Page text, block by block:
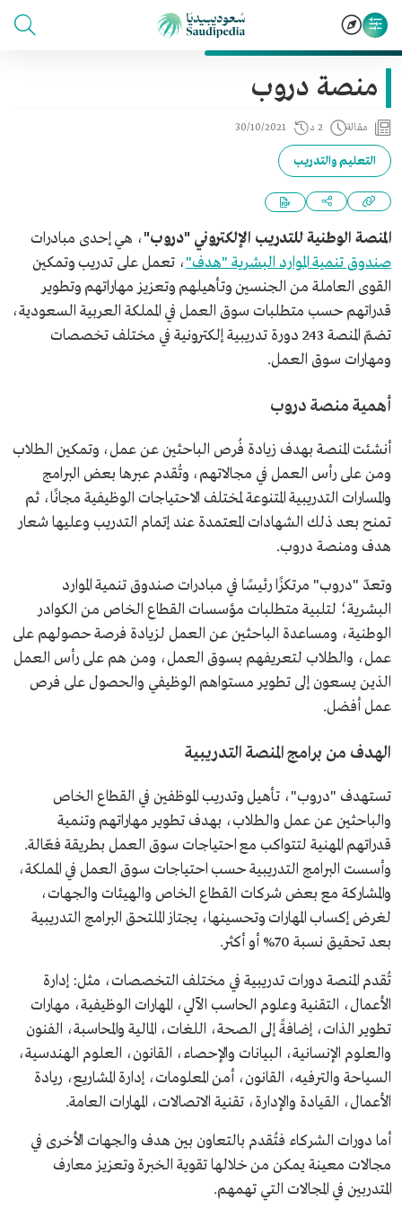
منصة دروب
مقالة 2 د 30/10/2021
التعليم والتدريب
المنصة الوطنية للتدريب الإلكتروني "دروب"، هي إحدى مبادرات
صندوق تنمية الموارد البشرية "هدف"، تعمل على تدريب وتمكين
القوى العاملة من الجنسين وتأهيلهم وتعزيز مهاراتهم وتطوير
قدراتهم حسب متطلبات سوق العمل في المملكة العربية السعودية،
تضمّ المنصة 243 دورة تدريبية إلكترونية في مختلف تخصصات
ومهارات سوق العمل.
أهمية منصة دروب
أنشئت المنصة بهدف زيادة فُرص الباحثين عن عمل، وتمكين الطلاب
ومن على رأس العمل في مجالاتهم، وتُقدم عبرها بعض البرامج
والمسارات التدريبية المتنوعة لمختلف الاحتياجات الوظيفية مجانًا، ثم
تمنح بعد ذلك الشهادات المعتمدة عند إتمام التدريب وعليها شعار
هدف ومنصة دروب.
وتعدّ "دروب" مرتكزًا رئيسًا في مبادرات صندوق تنمية الموارد
البشرية؛ لتلبية متطلبات مؤسسات القطاع الخاص من الكوادر
الوطنية، ومساعدة الباحثين عن العمل لزيادة فرصة حصولهم على
عمل، والطلاب لتعريفهم بسوق العمل، ومن هم على رأس العمل
الذين يسعون إلى تطوير مستواهم الوظيفي والحصول على فرص
عمل أفضل.
الهدف من برامج المنصة التدريبية
تستهدف "دروب"، تأهيل وتدريب الموظفين في القطاع الخاص
والباحثين عن عمل والطلاب، بهدف تطوير مهاراتهم وتنمية
قدراتهم المهنية لتتواكب مع احتياجات سوق العمل بطريقة فعّالة.
وأسست البرامج التدريبية حسب احتياجات سوق العمل في المملكة،
والمشاركة مع بعض شركات القطاع الخاص والهيئات والجهات،
لغرض إكساب المهارات وتحسينها، يجتاز الملتحق البرامج التدريبية
بعد تحقيق نسبة 70% أو أكثر.
تُقدم المنصة دورات تدريبية في مختلف التخصصات، مثل: إدارة
الأعمال، التقنية وعلوم الحاسب الآلي، المهارات الوظيفية، مهارات
تطوير الذات، إضافةً إلى الصحة، اللغات، المالية والمحاسبة، الفنون
والعلوم الإنسانية، البيانات والإحصاء، القانون، العلوم الهندسية،
السياحة والترفيه، القانون، أمن المعلومات، إدارة المشاريع، ريادة
الأعمال، القيادة والإدارة، تقنية الاتصالات، المهارات العامة.
أما دورات الشركاء فتُقدم بالتعاون بين هدف والجهات الأخرى في
مجالات معينة يمكن من خلالها تقوية الخبرة وتعزيز معارف
المتدربين في المجالات التي تهمهم.